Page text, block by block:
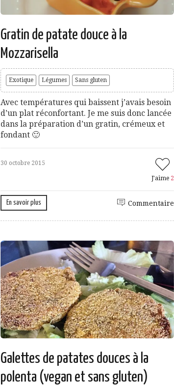
Gratin de patate douce à la
Mozzarisella
Exotique Légumes Sans gluten
Avec températures qui baissent j’avais besoin
d’un plat réconfortant. Je me suis donc lancée
dans la préparation d’un gratin, crémeux et
fondant 🙂
30 octobre 2015
J'aime 2
En savoir plus Commentaire
Galettes de patates douces à la
polenta (vegan et sans gluten)